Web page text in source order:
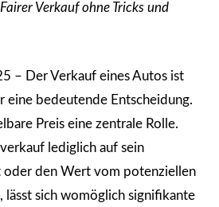
Verkauf ohne Tricks und
– Der Verkauf eines Autos ist
eine bedeutende Entscheidung.
Preis eine zentrale Rolle.
lediglich auf sein
oder den Wert vom potenziellen
lässt sich womöglich signifikante